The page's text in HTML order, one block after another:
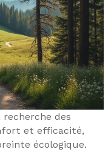
des
et efficacité,
écologique.